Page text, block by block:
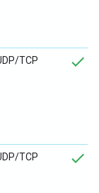
TCP
TCP